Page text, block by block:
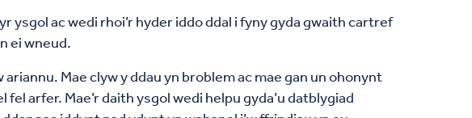
ysgol ac wedi rhoi’r hyder iddo ddal i fyny gyda gwaith cartref
ei wneud.
Mae clyw y ddau yn broblem ac mae gan un ohonynt
arfer. Mae’r daith ysgol wedi helpu gyda’u datblygiad